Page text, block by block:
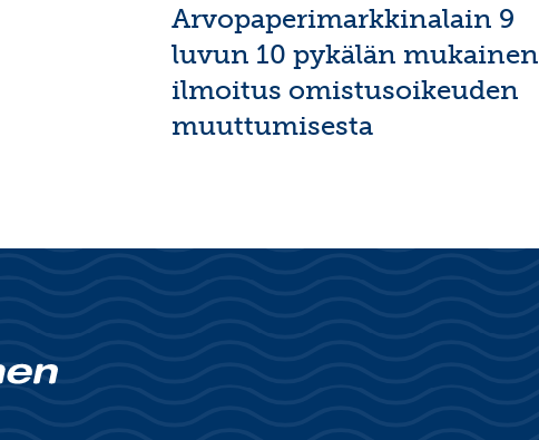
Arvopaperimarkkinalain 9
luvun 10 pykälän mukainen
ilmoitus omistusoikeuden
muuttumisesta